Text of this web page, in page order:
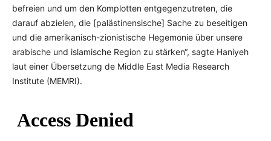
befreien und um den Komplotten entgegenzutreten, die
darauf abzielen, die [palästinensische] Sache zu beseitigen
und die amerikanisch-zionistische Hegemonie über unsere
arabische und islamische Region zu stärken“, sagte Haniyeh
laut einer Übersetzung de Middle East Media Research
Institute (MEMRI).